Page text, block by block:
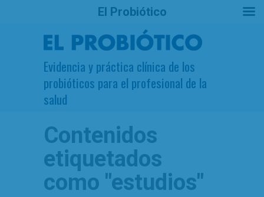
Evidencia y práctica clínica de los
probióticos para el profesional de la
salud
Contenidos
etiquetados
como "estudios"
El Probiótico